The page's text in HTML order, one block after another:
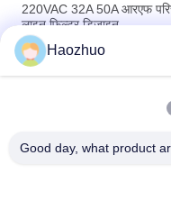
220VAC 32A 50A आरएफ
लाइन फ़िल्टर डिज़ाइन
1p 50 60 हर्ट्ज 16 ए 220 वी
डीसी लाइन फिल्टर आरएफ
70A 500VAC ईएमसी ईएमआई
Haozhuo
Good day, what product